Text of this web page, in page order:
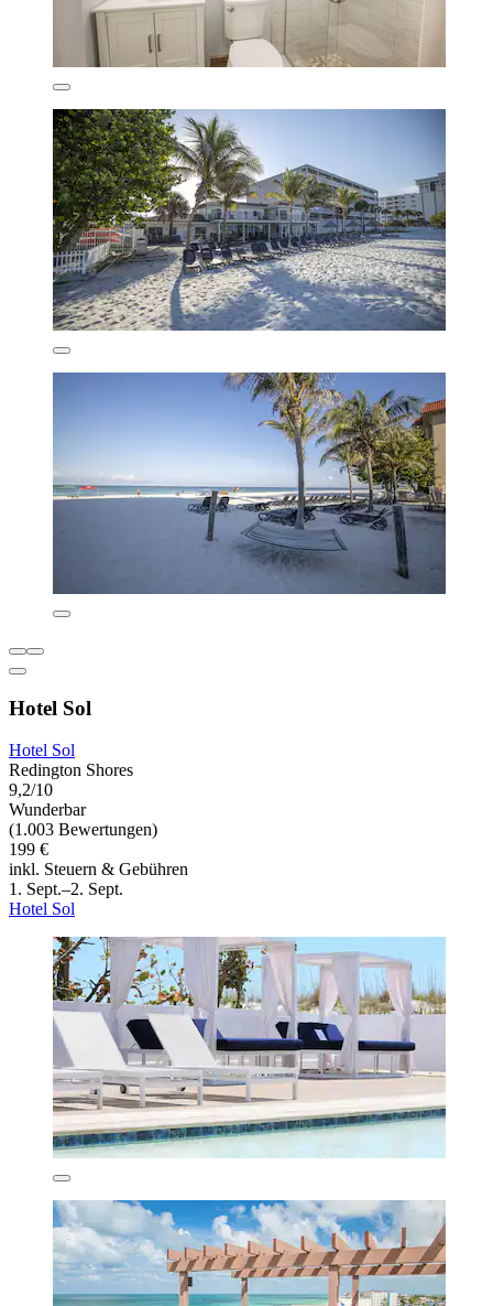
Hotel Sol
Hotel Sol
Redington Shores
9,2/10
Wunderbar
(1.003 Bewertungen)
199 €
inkl. Steuern & Gebühren
1. Sept.–2. Sept.
Hotel Sol